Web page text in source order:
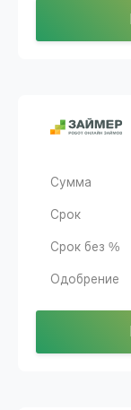
Сумма
Срок
Срок без %
Одобрение